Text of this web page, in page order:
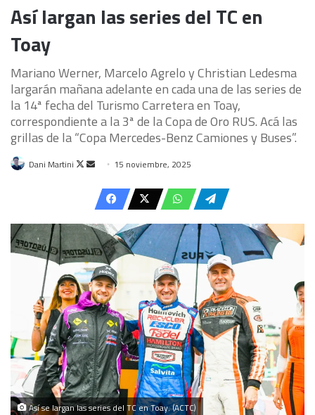
Así largan las series del TC en
Toay
Mariano Werner, Marcelo Agrelo y Christian Ledesma
largarán mañana adelante en cada una de las series de
la 14ª fecha del Turismo Carretera en Toay,
correspondiente a la 3ª de la Copa de Oro RUS. Acá las
grillas de la “Copa Mercedes-Benz Camiones y Buses”.
Dani Martini
Follow
Send
email
15 noviembre, 2025
Así se largan las series del TC en Toay. (ACTC)